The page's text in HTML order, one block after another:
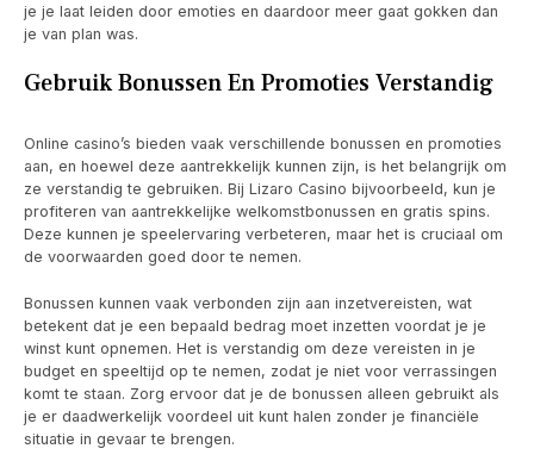
je je laat leiden door emoties en daardoor meer gaat gokken dan
je van plan was.
Gebruik Bonussen En Promoties Verstandig
Online casino’s bieden vaak verschillende bonussen en promoties
aan, en hoewel deze aantrekkelijk kunnen zijn, is het belangrijk om
ze verstandig te gebruiken. Bij Lizaro Casino bijvoorbeeld, kun je
profiteren van aantrekkelijke welkomstbonussen en gratis spins.
Deze kunnen je speelervaring verbeteren, maar het is cruciaal om
de voorwaarden goed door te nemen.
Bonussen kunnen vaak verbonden zijn aan inzetvereisten, wat
betekent dat je een bepaald bedrag moet inzetten voordat je je
winst kunt opnemen. Het is verstandig om deze vereisten in je
budget en speeltijd op te nemen, zodat je niet voor verrassingen
komt te staan. Zorg ervoor dat je de bonussen alleen gebruikt als
je er daadwerkelijk voordeel uit kunt halen zonder je financiële
situatie in gevaar te brengen.